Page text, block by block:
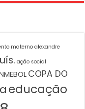
materno alexandre
ação social
COPA DO
educação